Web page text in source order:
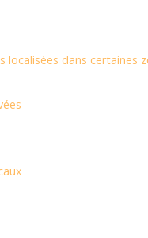
localisées dans certaines